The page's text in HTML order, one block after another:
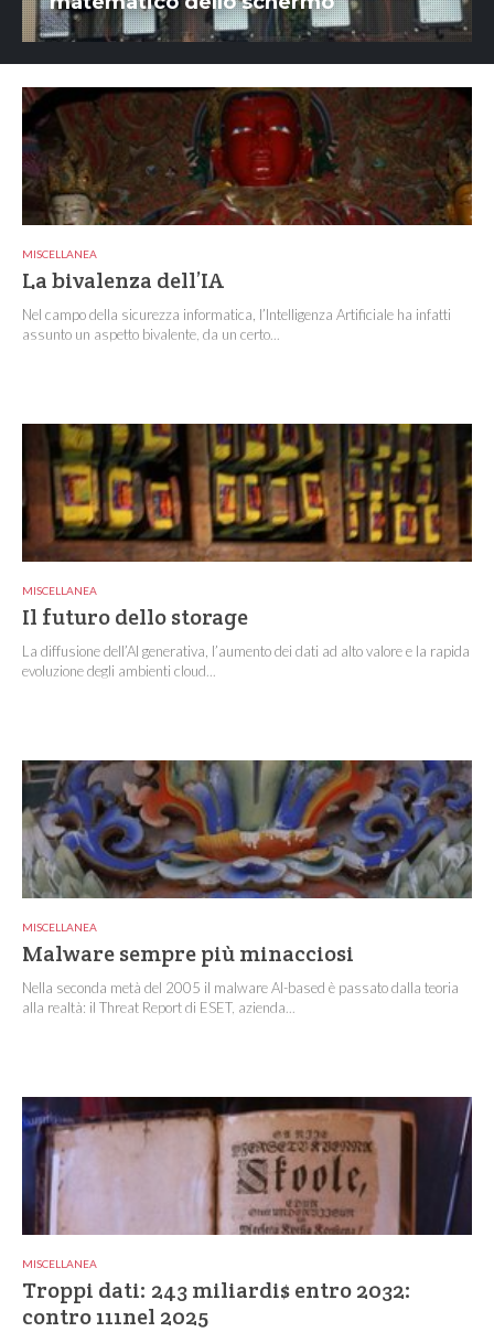
MISCELLANEA
La bivalenza dell’IA
Nel campo della sicurezza informatica, l’Intelligenza Artificiale ha infatti
assunto un aspetto bivalente, da un certo...
MISCELLANEA
Il futuro dello storage
La diffusione dell’AI generativa, l’aumento dei dati ad alto valore e la rapida
evoluzione degli ambienti cloud...
MISCELLANEA
Malware sempre più minacciosi
Nella seconda metà del 2005 il malware AI-based è passato dalla teoria
alla realtà: il Threat Report di ESET, azienda...
MISCELLANEA
Troppi dati: 243 miliardi$ entro 2032:
contro 111nel 2025